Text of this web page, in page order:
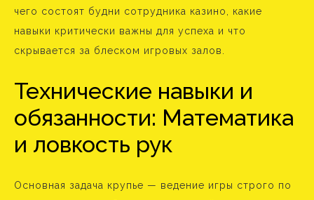
чего состоят будни сотрудника казино, какие
навыки критически важны для успеха и что
скрывается за блеском игровых залов.
Технические навыки и
обязанности: Математика
и ловкость рук
Основная задача крупье — ведение игры строго по